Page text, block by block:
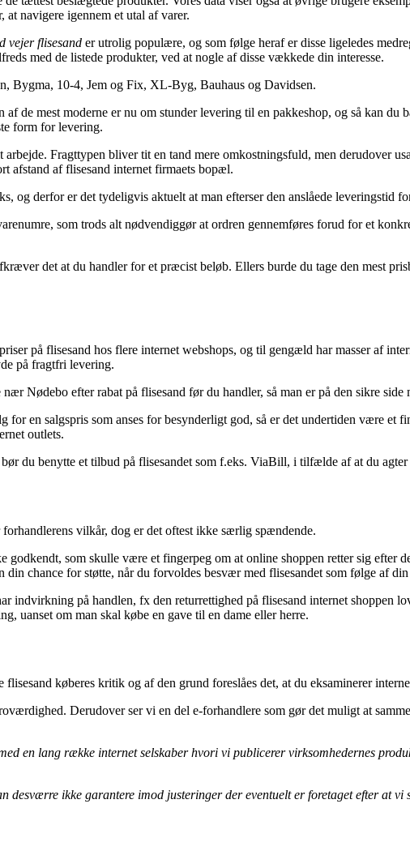
navigere igennem et utal af varer.
vejer flisesand er utrolig populære, og som følge heraf er disse ligeledes
med de listede produkter, ved at nogle af disse vækkede din interesse.
Bygma, 10-4, Jem og Fix, XL-Byg, Bauhaus og Davidsen.
de mest moderne er nu om stunder levering til en pakkeshop, og så kan du
form for levering.
Fragttypen bliver tit en tand mere omkostningsfuld, men derudover
afstand af flisesand internet firmaets bopæl.
derfor er det tydeligvis aktuelt at man efterser den anslåede leveringstid
som trods alt nødvendiggør at ordren gennemføres forud for et
det at du handler for et præcist beløb. Ellers burde du tage den mest
på flisesand hos flere internet webshops, og til gengæld har masser af
på fragtfri levering.
Nødebo efter rabat på flisesand før du handler, så man er på den sikre side
en salgspris som anses for besynderligt god, så er det undertiden være et
outlets.
du benytte et tilbud på flisesandet som f.eks. ViaBill, i tilfælde af at du
vilkår, dog er det oftest ikke særlig spændende.
som skulle være et fingerpeg om at online shoppen retter sig efter
din chance for støtte, når du forvoldes besvær med flisesandet som følge af
indvirkning på handlen, fx den returrettighed på flisesand internet shoppen
uanset om man skal købe en gave til en dame eller herre.
køberes kritik og af den grund foreslåes det, at du eksaminerer
Derudover ser vi en del e-forhandlere som gør det muligt at
en lang række internet selskaber hvori vi publicerer virksomhedernes
desværre ikke garantere imod justeringer der eventuelt er foretaget efter at vi